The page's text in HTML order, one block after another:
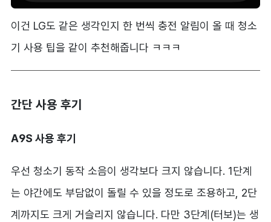
이건 LG도 같은 생각인지 한 번씩 충전 알림이 올 때 청소
기 사용 팁을 같이 추천해줍니다 ㅋㅋㅋ
간단 사용 후기
A9S 사용 후기
우선 청소기 동작 소음이 생각보다 크지 않습니다. 1단계
는 야간에도 부담없이 돌릴 수 있을 정도로 조용하고, 2단
계까지도 크게 거슬리지 않습니다. 다만 3단계(터보)는 생